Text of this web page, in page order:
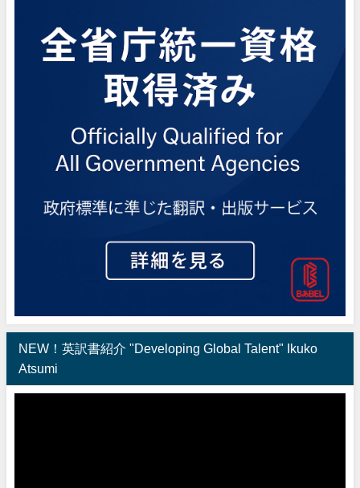
NEW！英訳書紹介 "Developing Global Talent" Ikuko
Atsumi